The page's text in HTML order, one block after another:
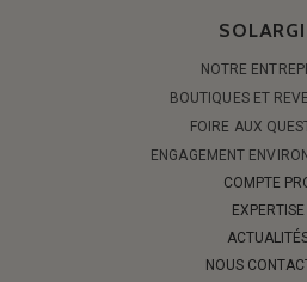
NOTRE
BOUTIQUES ET
FOIRE AUX
ENGAGEMENT
COMPTE
EXPERTISE
NOUS